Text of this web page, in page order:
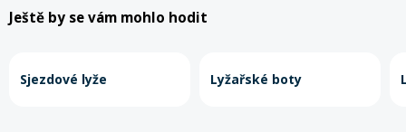
Ještě by se vám mohlo hodit
Sjezdové lyže Lyžařské boty